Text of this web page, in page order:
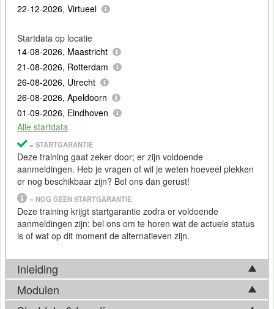
22-12-2026, Virtueel
Startdata op locatie
14-08-2026, Maastricht
21-08-2026, Rotterdam
26-08-2026, Utrecht
26-08-2026, Apeldoorn
01-09-2026, Eindhoven
Alle startdata
= STARTGARANTIE
Deze training gaat zeker door; er zijn voldoende
aanmeldingen. Heb je vragen of wil je weten hoeveel plekken
er nog beschikbaar zijn? Bel ons dan gerust!
= NOG GEEN STARTGARANTIE
Deze training krijgt startgarantie zodra er voldoende
aanmeldingen zijn: bel ons om te horen wat de actuele status
is of wat op dit moment de alternatieven zijn.
Inleiding
Pythonis een veelgebruikte en veelzijdige programmeertaal
Modulen